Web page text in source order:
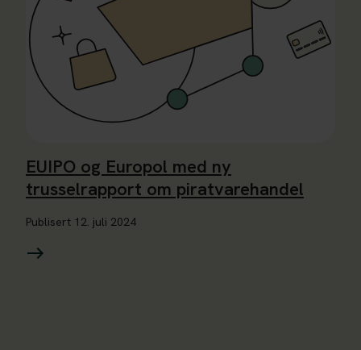
EUIPO og Europol med ny
trusselrapport om piratvarehandel
Publisert 12. juli 2024